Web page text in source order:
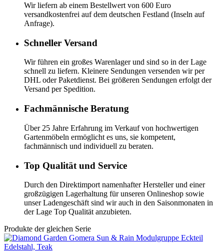
Wir liefern ab einem Bestellwert von 600 Euro
versandkostenfrei auf dem deutschen Festland (Inseln auf
Anfrage).
Schneller Versand
Wir führen ein großes Warenlager und sind so in der Lage
schnell zu liefern. Kleinere Sendungen versenden wir per
DHL oder Paketdienst. Bei größeren Sendungen erfolgt der
Versand per Spedition.
Fachmännische Beratung
Über 25 Jahre Erfahrung im Verkauf von hochwertigen
Gartenmöbeln ermöglicht es uns, sie kompetent,
fachmännisch und individuell zu beraten.
Top Qualität und Service
Durch den Direktimport namenhafter Hersteller und einer
großzügigen Lagerhaltung für unseren Onlineshop sowie
unser Ladengeschäft sind wir auch in den Saisonmonaten in
der Lage Top Qualität anzubieten.
Produkte der gleichen Serie